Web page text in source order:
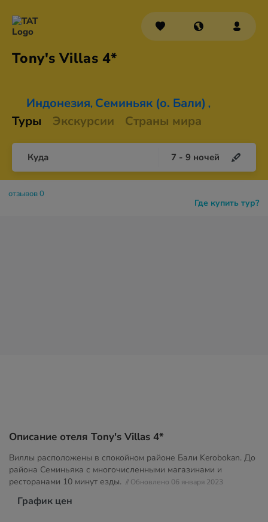
Tony's Villas 4*
Индонезия, Семиньяк (о. Бали) ,
Туры Экскурсии Страны мира
Куда 7 - 9 ночей
Где купить тур?
отзывов 0
Описание отеля Tony's Villas 4*
Виллы расположены в спокойном районе Бали Kerobokan. До
района Семиньяка с многочисленными магазинами и
ресторанами 10 минут езды. // Обновлено 06 января 2023
График цен